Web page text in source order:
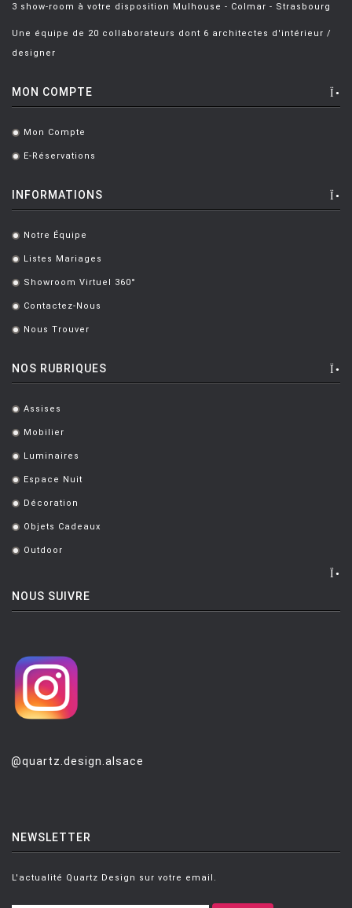
KETTAL
KNOLL
LA CHANCE
LEXON
LOUIS POULSEN
LUCE PLAN
MAXALTO
MDF
MOLTENI
MOROSO
MUUTO
NEMO
OPINION CIATTI
3 show-room à votre disposition Mulhouse - Colmar - Strasbourg
Une équipe de 20 collaborateurs dont 6 architectes d'intérieur /
designer
MON COMPTE
. Mon Compte
. E-Réservations
INFORMATIONS
. Notre Équipe
. Listes Mariages
. Showroom Virtuel 360°
. Contactez-Nous
. Nous Trouver
NOS RUBRIQUES
. Assises
. Mobilier
. Luminaires
. Espace Nuit
. Décoration
. Objets Cadeaux
. Outdoor
NOUS SUIVRE
@quartz.design.alsace
NEWSLETTER
L'actualité Quartz Design sur votre email.